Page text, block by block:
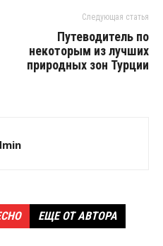
Следующая статья
Путеводитель по
некоторым из лучших
природных зон Турции
ЕЩЕ ОТ АВТОРА